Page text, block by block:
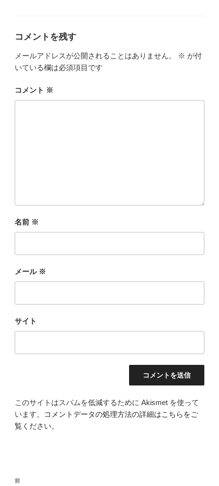
コメントを残す
メールアドレスが公開されることはありません。 ※ が付
いている欄は必須項目です
コメント ※
名前 ※
メール ※
サイト
このサイトはスパムを低減するために Akismet を使って
います。
コメントデータの処理方法の詳細はこちらをご
覧ください。
投
前
前